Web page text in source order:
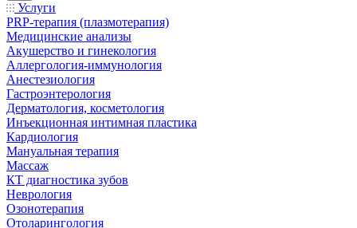
Услуги
PRP-терапия (плазмотерапия)
Медицинские анализы
Акушерство и гинекология
Аллергология-иммунология
Анестезиология
Гастроэнтерология
Дерматология, косметология
Инъекционная интимная пластика
Кардиология
Мануальная терапия
Массаж
КТ диагностика зубов
Неврология
Озонотерапия
Отоларингология